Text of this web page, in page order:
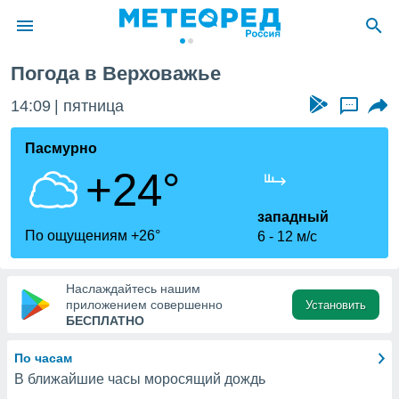
о
Вы можете
к этому
доступ
Погода в Верховажье
14:09 пятница ...
Пасмурно
+24°
По ощущениям +26°
западный
6
12 м/с
Наслаждайтесь нашим
приложением совершенно
БЕСПЛАТНО
Установить
По часам
В ближайшие часы моросящий дождь